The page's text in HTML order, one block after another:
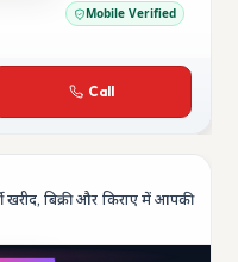
Mobile Verified
Call
खरीद, बिक्री और किराए में आपकी